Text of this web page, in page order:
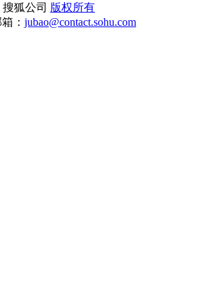
搜狐公司 版权所有
： jubao@contact.sohu.com